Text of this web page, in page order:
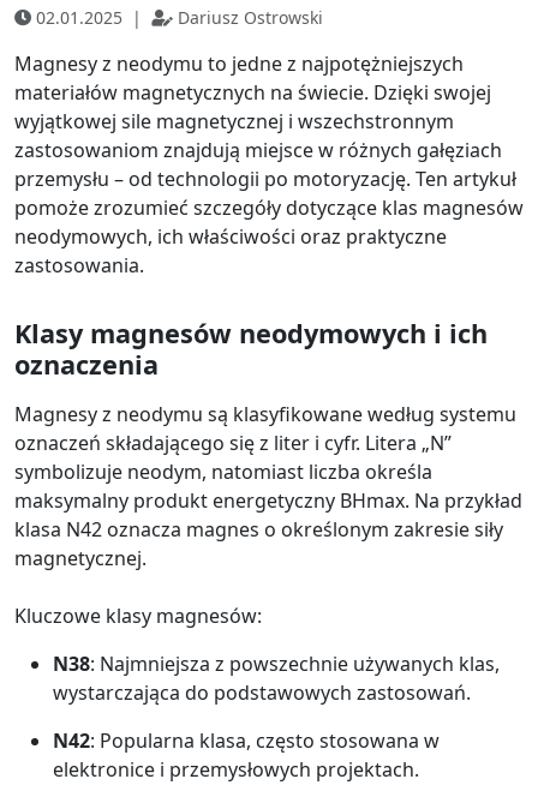
02.01.2025 | Dariusz Ostrowski
Magnesy z neodymu to jedne z najpotężniejszych
materiałów magnetycznych na świecie. Dzięki swojej
wyjątkowej sile magnetycznej i wszechstronnym
zastosowaniom znajdują miejsce w różnych gałęziach
przemysłu – od technologii po motoryzację. Ten artykuł
pomoże zrozumieć szczegóły dotyczące klas magnesów
neodymowych, ich właściwości oraz praktyczne
zastosowania.
Klasy magnesów neodymowych i ich
oznaczenia
Magnesy z neodymu są klasyfikowane według systemu
oznaczeń składającego się z liter i cyfr. Litera „N”
symbolizuje neodym, natomiast liczba określa
maksymalny produkt energetyczny BHmax. Na przykład
klasa N42 oznacza magnes o określonym zakresie siły
magnetycznej.
Kluczowe klasy magnesów:
N38: Najmniejsza z powszechnie używanych klas,
wystarczająca do podstawowych zastosowań.
N42: Popularna klasa, często stosowana w
elektronice i przemysłowych projektach.